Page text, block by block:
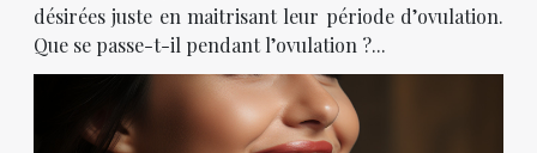
désirées juste en maitrisant leur période d’ovulation.
Que se passe-t-il pendant l’ovulation ?...